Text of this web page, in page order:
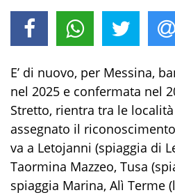
E’ di nuovo, per Messina,
nel 2025 e confermata nel
Stretto, rientra tra le
assegnato il
va a Letojanni (spiaggia di
Taormina Mazzeo, Tusa
spiaggia Marina, Alì Terme